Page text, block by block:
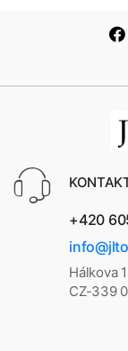
+420
Hálkova
CZ-339